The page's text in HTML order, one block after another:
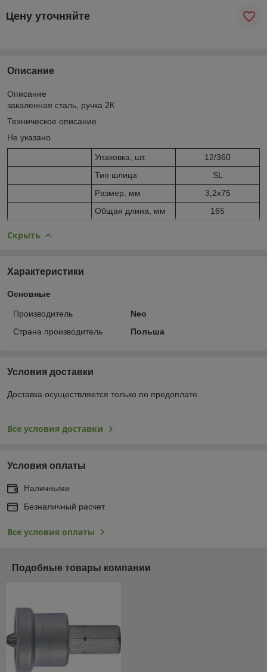
Цену уточняйте
Описание
Описание
закаленная сталь, ручка 2К
Техническое описание
Не указано
Упаковка, шт.
12/360
Тип шлица
SL
Размер, мм
3,2x75
Общая длина, мм
165
Скрыть
Характеристики
Основные
Производитель
Neo
Страна производитель
Польша
Условия доставки
Доставка осуществляется только по предоплате.
Все условия доставки
Условия оплаты
Наличными
Безналичный расчет
Все условия оплаты
Подобные товары компании